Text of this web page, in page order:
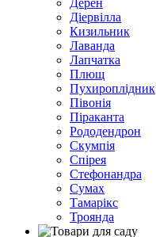
Діервілла
Кизильник
Лаванда
Лапчатка
Плющ
Пухироплідник
Півонія
Піраканта
Рододендрон
Скумпія
Спірея
Стефонандра
Сумах
Тамарікс
Троянда